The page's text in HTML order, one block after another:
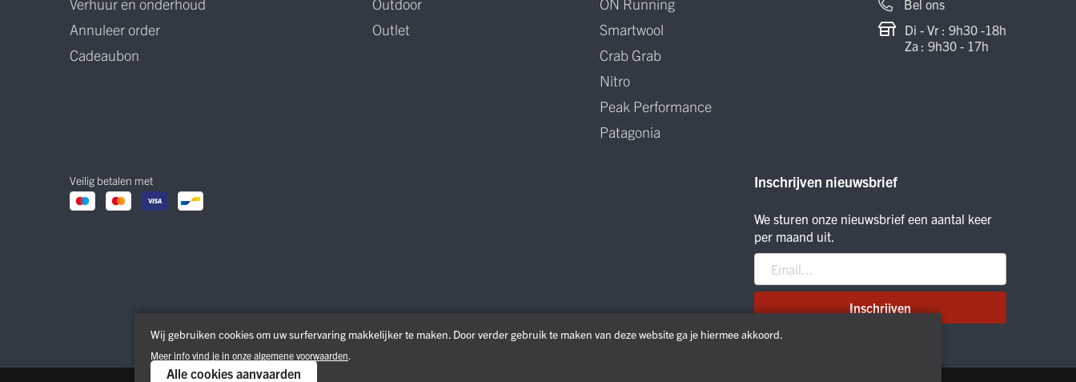
Annuleer order
Cadeaubon
Outlet
Smartwool
Crab Grab
Nitro
Peak Performance
Patagonia
Bel ons
Di - Vr : 9h30 -18h
Za : 9h30 - 17h
Veilig betalen met Inschrijven nieuwsbrief
We sturen onze nieuwsbrief een aantal keer
per maand uit.
Inschrijven
Wij gebruiken cookies om uw surfervaring makkelijker te maken. Door verder gebruik te maken van deze website ga je hiermee akkoord.
Meer info vind je in onze algemene voorwaarden.
Alle cookies aanvaarden